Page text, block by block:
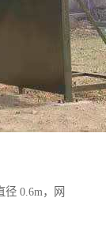
径 0.6m，网